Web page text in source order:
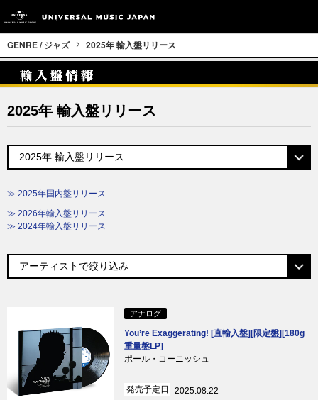
GENRE / ジャズ 2025年 輸入盤リリース
2025年 輸入盤リリース
≫ 2025年国内盤リリース
≫ 2026年輸入盤リリース
≫ 2024年輸入盤リリース
アナログ
You’re Exaggerating! [直輸入盤][限定盤][180g
重量盤LP]
ポール・コーニッシュ
発売予定日
2025.08.22